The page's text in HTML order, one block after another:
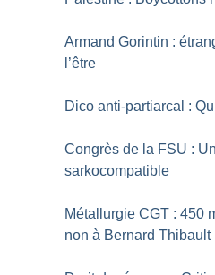
Armand Gorintin :
l’être
Dico anti-partiarcal :
Congrès de la FSU :
sarkocompatible
Métallurgie CGT : 450
non à Bernard Thibault